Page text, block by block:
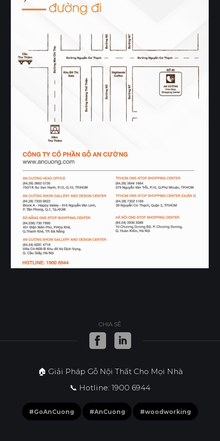
CHIA SẺ
🏠 Giải Pháp Gỗ Nội Thất Cho Mọi Nhà
📞 Hotline: 1900 6944
#GoAnCuong #AnCuong #woodworking